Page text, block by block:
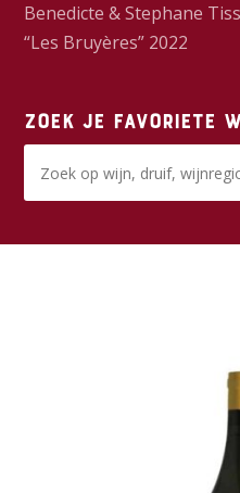
Benedicte & Stephane
“Les Bruyères” 2022
Zoek je favoriete